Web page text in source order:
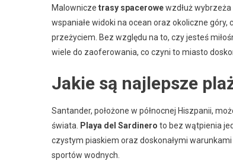
Malownicze trasy spacerowewzdłuż
wspaniałe widoki na ocean oraz okoliczne
przeżyciem. Bez względu na to, czy jesteś
wiele do zaoferowania, co czyni to miasto
Jakie są najlepsze
Santander, położone w północnej Hiszpanii,
świata.
Playa del Sardinero to bez wątpienia
czystym piaskiem oraz doskonałymi
sportów wodnych.